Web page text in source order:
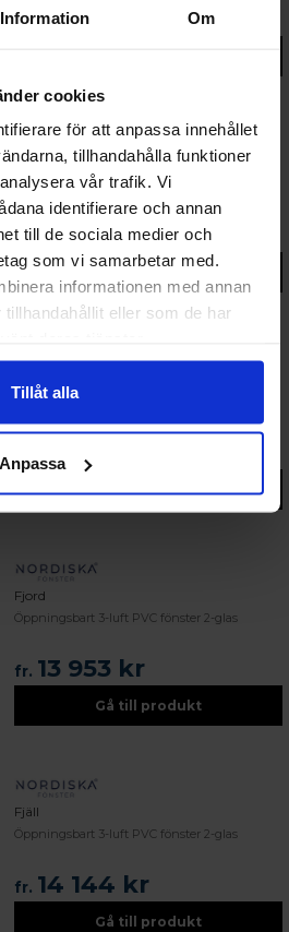
Information Om
cookies
för att anpassa innehållet
tillhandahålla funktioner
vår trafik. Vi
identifierare och annan
till de sociala medier och
som vi samarbetar med.
informationen med annan
eller som de har
Tillåt alla
Anpassa
fr.15 398 kr
Fjäll
Öppningsbart 3-luft PVC fönster 3-glas
fr.17 713 kr
Utåtgående sidohängt 3-luft PVC fönster 3-
20 997 kr
Gå till produkt
Fjord
Öppningsbart 3-luft PVC fönster 2-glas
fr. 13 953 kr
Gå till produkt
Fjäll
Öppningsbart 3-luft PVC fönster 2-glas
fr. 14 144 kr
Gå till produkt